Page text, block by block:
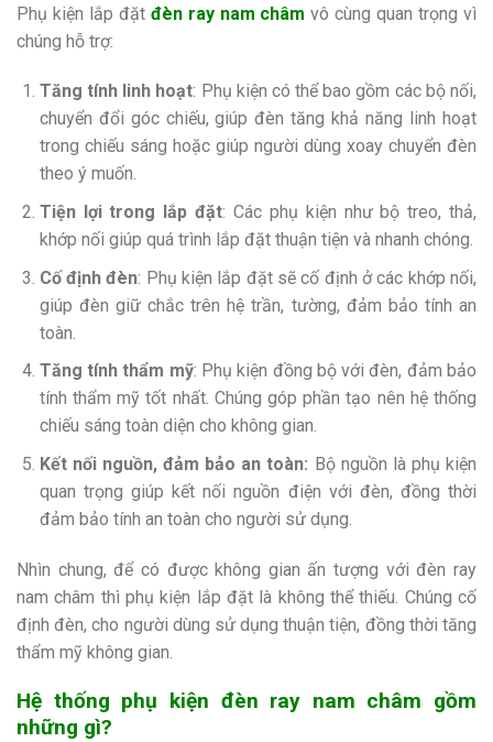
Phụ kiện lắp đặt đèn ray nam châm vô cùng quan trọng vì
chúng hỗ trợ:
Tăng tính linh hoạt: Phụ kiện có thể bao gồm các bộ nối,
chuyển đổi góc chiếu, giúp đèn tăng khả năng linh hoạt
trong chiếu sáng hoặc giúp người dùng xoay chuyển đèn
theo ý muốn.
Tiện lợi trong lắp đặt: Các phụ kiện như bộ treo, thả,
khớp nối giúp quá trình lắp đặt thuận tiện và nhanh chóng.
Cố định đèn: Phụ kiện lắp đặt sẽ cố định ở các khớp nối,
giúp đèn giữ chắc trên hệ trần, tường, đảm bảo tính an
toàn.
Tăng tính thẩm mỹ: Phụ kiện đồng bộ với đèn, đảm bảo
tính thẩm mỹ tốt nhất. Chúng góp phần tạo nên hệ thống
chiếu sáng toàn diện cho không gian.
Kết nối nguồn, đảm bảo an toàn: Bộ nguồn là phụ kiện
quan trọng giúp kết nối nguồn điện với đèn, đồng thời
đảm bảo tính an toàn cho người sử dụng.
Nhìn chung, để có được không gian ấn tượng với đèn ray
nam châm thì phụ kiện lắp đặt là không thể thiếu. Chúng cố
định đèn, cho người dùng sử dụng thuận tiện, đồng thời tăng
thẩm mỹ không gian.
Hệ thống phụ kiện đèn ray nam châm gồm
những gì?